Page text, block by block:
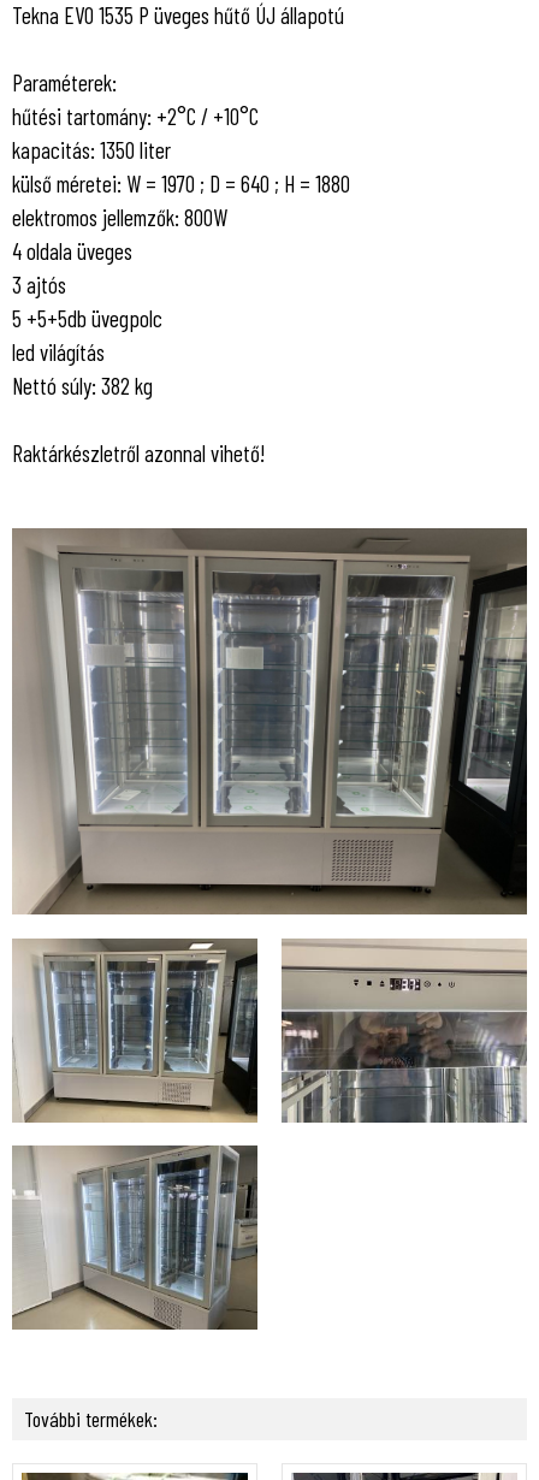
Tekna EVO 1535 P üveges hűtő ÚJ állapotú
Paraméterek:
hűtési tartomány: +2°C / +10°C
kapacitás: 1350 liter
külső méretei: W = 1970 ; D = 640 ; H = 1880
elektromos jellemzők: 800W
4 oldala üveges
3 ajtós
5 +5+5db üvegpolc
led világítás
Nettó súly: 382 kg
Raktárkészletről azonnal vihető!
További termékek: